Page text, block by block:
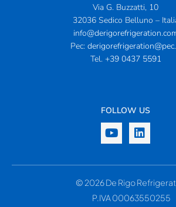
Via G. Buzzatti, 10
32036 Sedico Belluno –
Pec:
Tel. +39 0437 5591
FOLLOW US
© 2026 De Rigo
P.IVA 00063550255